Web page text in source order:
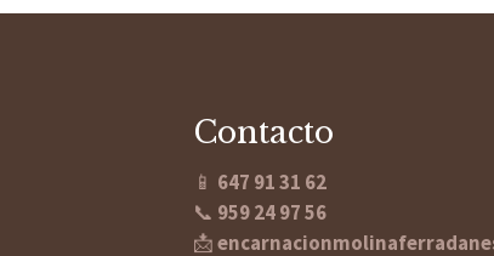
Contacto
📱 647 91 31 62
📞 959 24 97 56
📩